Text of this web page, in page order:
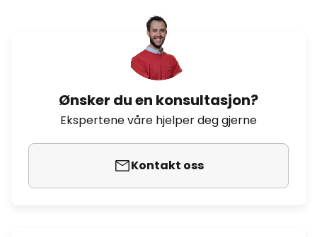
Ønsker du en konsultasjon?
Ekspertene våre hjelper deg gjerne
Kontakt oss